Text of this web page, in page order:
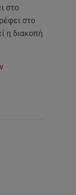
στο
στο
η διακοπή